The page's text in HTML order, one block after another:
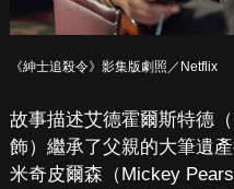
《紳士追殺令》影集版劇照／Netflix
故事描述艾德霍爾斯特德
飾）繼承了父親的大筆遺
米奇皮爾森（Mickey